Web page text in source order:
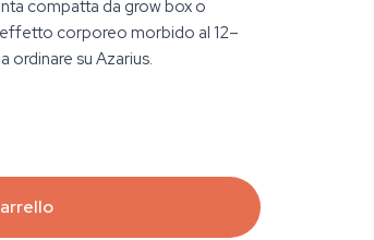
compatta da grow box o
corporeo morbido al 12–
ordinare su Azarius.